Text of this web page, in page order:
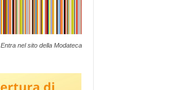
Entra nel sito della Modateca